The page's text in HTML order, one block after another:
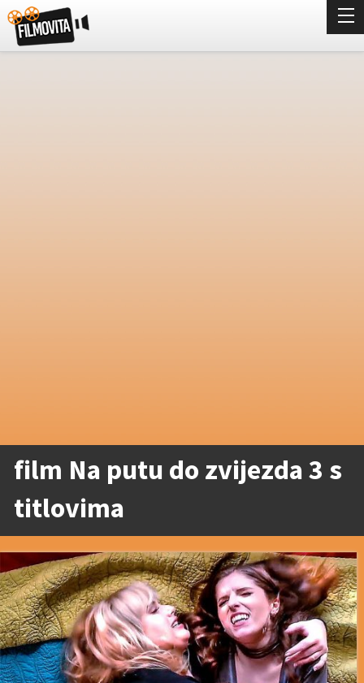
film Na putu do zvijezda 3 s
titlovima